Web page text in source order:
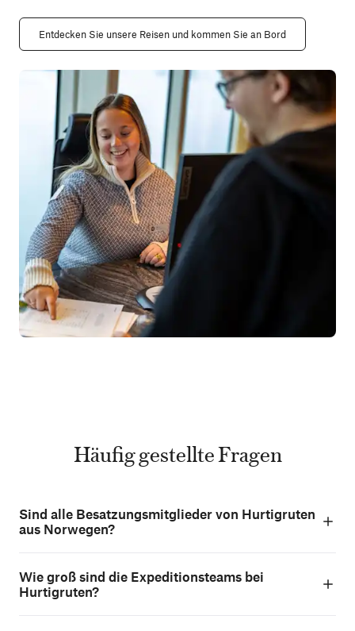
Entdecken Sie unsere Reisen und kommen Sie an Bord
Häufig gestellte Fragen
Sind alle Besatzungsmitglieder von Hurtigruten
aus Norwegen?
Wie groß sind die Expeditionsteams bei
Hurtigruten?